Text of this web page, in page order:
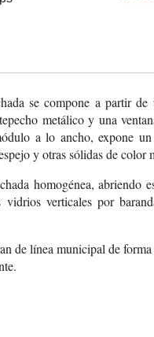
se compone a partir
metálico y una
a lo ancho, expone
y otras sólidas de color
homogénea, abriendo
verticales por
de línea municipal de forma